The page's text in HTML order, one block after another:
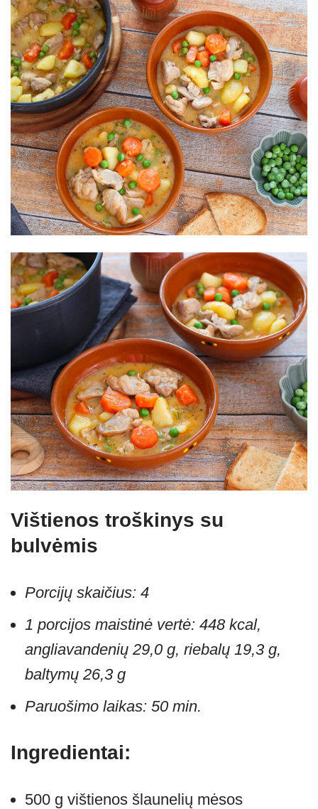
Vištienos troškinys su
bulvėmis
Porcijų skaičius: 4
1 porcijos maistinė vertė: 448 kcal,
angliavandenių 29,0 g, riebalų 19,3 g,
baltymų 26,3 g
Paruošimo laikas: 50 min.
Ingredientai:
500 g vištienos šlaunelių mėsos